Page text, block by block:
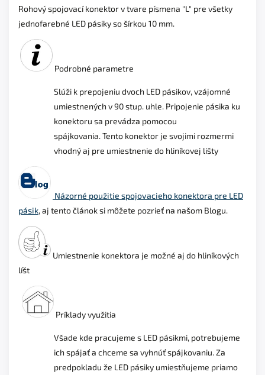
Rohový spojovací konektor v tvare písmena "L" pre všetky
jednofarebné LED pásiky so šírkou 10 mm.
Podrobné parametre
Slúži k prepojeniu dvoch LED pásikov, vzájomné
umiestnených v 90 stup. uhle. Pripojenie pásika ku
konektoru sa prevádza pomocou
spájkovania. Tento konektor je svojimi rozmermi
vhodný aj pre umiestnenie do hliníkovej lišty
Názorné použitie spojovacieho konektora pre LED
pásik, aj tento článok si môžete pozrieť na našom Blogu.
Umiestnenie konektora je možné aj do hliníkových
líšt
Príklady využitia
Všade kde pracujeme s LED pásikmi, potrebujeme
ich spájať a chceme sa vyhnúť spájkovaniu. Za
predpokladu že LED pásiky umiestňujeme priamo